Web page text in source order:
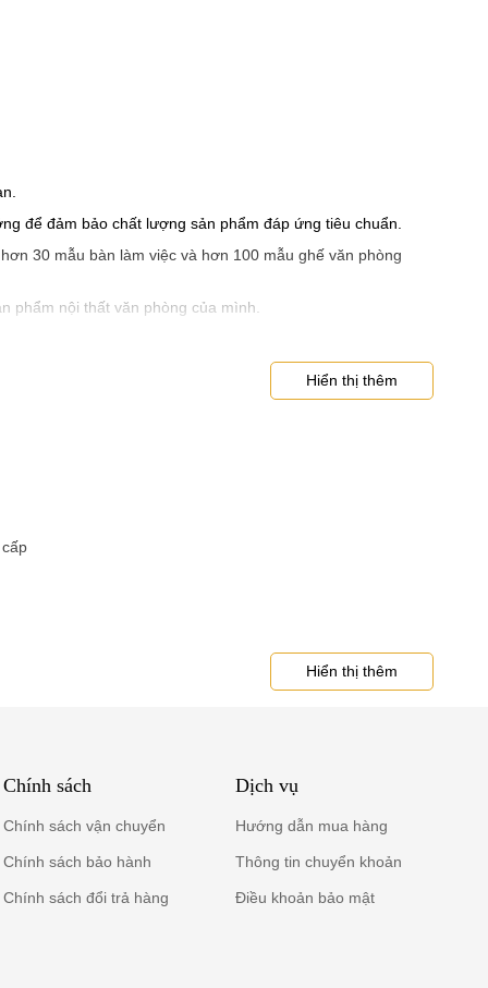
để đảm bảo chất lượng sản phẩm đáp ứng tiêu chuẩn.
30 mẫu bàn làm việc và hơn 100 mẫu ghế văn phòng
phẩm nội thất văn phòng của mình.
Hiển thị thêm
Hiển thị thêm
Chính sách
Chính sách vận chuyển
Chính sách bảo hành
Chính sách đổi trả hàng
Dịch vụ
Hướng dẫn mua hàng
Thông tin chuyển khoản
Điều khoản bảo mật